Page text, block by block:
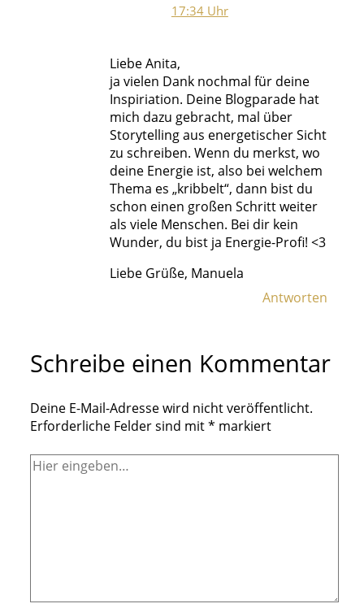
17:34 Uhr
Liebe Anita,
ja vielen Dank nochmal für deine
Inspiriation. Deine Blogparade hat
mich dazu gebracht, mal über
Storytelling aus energetischer Sicht
zu schreiben. Wenn du merkst, wo
deine Energie ist, also bei welchem
Thema es „kribbelt“, dann bist du
schon einen großen Schritt weiter
als viele Menschen. Bei dir kein
Wunder, du bist ja Energie-Profi! <3
Liebe Grüße, Manuela
Antworten
Schreibe einen Kommentar
Deine E-Mail-Adresse wird nicht veröffentlicht.
Erforderliche Felder sind mit* markiert
Hier
eingeben…